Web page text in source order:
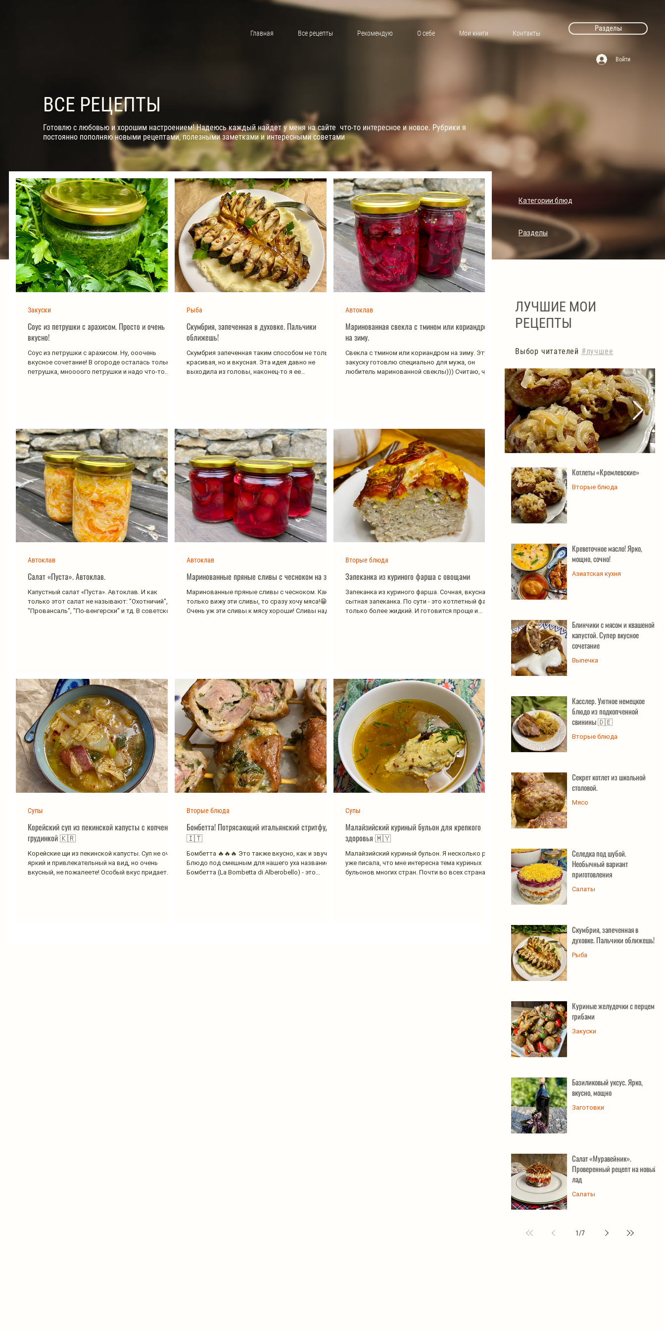
Главная Все рецепты Рекомендую О себе Мои книги Контакты
Разделы
Войти
ВСЕ РЕЦЕПТЫ
Готовлю с любовью и хорошим настроением! Надеюсь каждый найдет у меня на сайте что-то интересное и новое. Рубрики я
постоянно пополняю новыми рецептами, полезными заметками и интересными советами
Категории блюд
Разделы
Соус из петрушки с арахисом. Просто и очень
вкусно!
Соус из петрушки с арахисом. Ну, ооочень
вкусное сочетание! В огороде осталась только
петрушка, мноооого петрушки и надо что-то
Закуски
Скумбрия, запеченная в духовке. Пальчики
оближешь!
Скумбрия запеченная таким способом не только
красивая, но и вкусная. Эта идея давно не
выходила из головы, наконец-то я ее
Рыба
Маринованная свекла с тмином или кориандром
на зиму.
Свекла с тмином или кориандром на зиму. Эту
закуску готовлю специально для мужа, он
любитель маринованной свеклы))) Считаю, что
Автоклав
Салат «Пуста». Автоклав.
Капустный салат «Пуста». Автоклав. И как
только этот салат не называют: "Охотничий",
"Провансаль", "По-венгерски" и тд. В советское
Автоклав
Маринованные пряные сливы с чесноком на зиму
Маринованные пряные сливы с чесноком. Как
только вижу эти сливы, то сразу хочу мяса!😁
Очень уж эти сливы к мясу хороши! Сливы надо
Автоклав
Запеканка из куриного фарша с овощами
Запеканка из куриного фарша. Сочная, вкусная и
сытная запеканка. По сути - это котлетный фарш,
только более жидкий. И готовится проще и...
Вторые блюда
Корейский суп из пекинской капусты с копченой
грудинкой 🇰🇷
Корейские щи из пекинской капусты. Суп не очень
яркий и привлекательный на вид, но очень
вкусный, не пожалеете! Особый вкус придает...
Супы
Бомбетта! Потрясающий итальянский стритфуд
🇮🇹
Бомбетта 🔥🔥🔥 Это также вкусно, как и звучит!
Блюдо под смешным для нашего уха названием
Бомбетта (La Bombetta di Alberobello) - это...
Вторые блюда
Малайзийский куриный бульон для крепкого
здоровья 🇲🇾
Малайзийский куриный бульон. Я несколько раз
уже писала, что мне интересна тема куриных
бульонов многих стран. Почти во всех странах
Супы
ЛУЧШИЕ МОИ
РЕЦЕПТЫ
Выбор читателей #лучшее
Котлеты «Кремлевские»
Котлеты «Кремлевские»
Вторые блюда
Креветочное масло! Ярко,
мощно, сочно!
Азиатская кухня
Блинчики с мясом и квашеной
капустой. Супер вкусное
сочетание
Выпечка
Касслер. Уютное немецкое
блюдо из подкопченной
свинины 🇩🇪
Вторые блюда
Секрет котлет из школьной
столовой.
Мясо
Селедка под шубой.
Необычный вариант
приготовления
Салаты
Скумбрия, запеченная в
духовке. Пальчики оближешь!
Рыба
Куриные желудочки с перцем и
грибами
Закуски
Базиликовый уксус. Ярко,
вкусно, мощно
Заготовки
Салат «Муравейник».
Проверенный рецепт на новый
лад
Салаты
1/7